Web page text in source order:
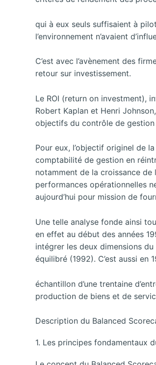
qui à eux seuls suffisaient à
l’environnement n’avaient
C’est avec l’avènement des
retour sur investissement.
Le ROI (return on investment),
Robert Kaplan et Henri
objectifs du contrôle de
Pour eux, l’objectif originel de
comptabilité de gestion en
notamment de la croissance de
performances opérationnelles
aujourd’hui pour mission de
Une telle analyse fonde ainsi
en effet au début des années
intégrer les deux dimensions
équilibré (1992). C’est aussi en
échantillon d’une trentaine
production de biens et de
Description du Balanced
1. Les principes fondamentaux